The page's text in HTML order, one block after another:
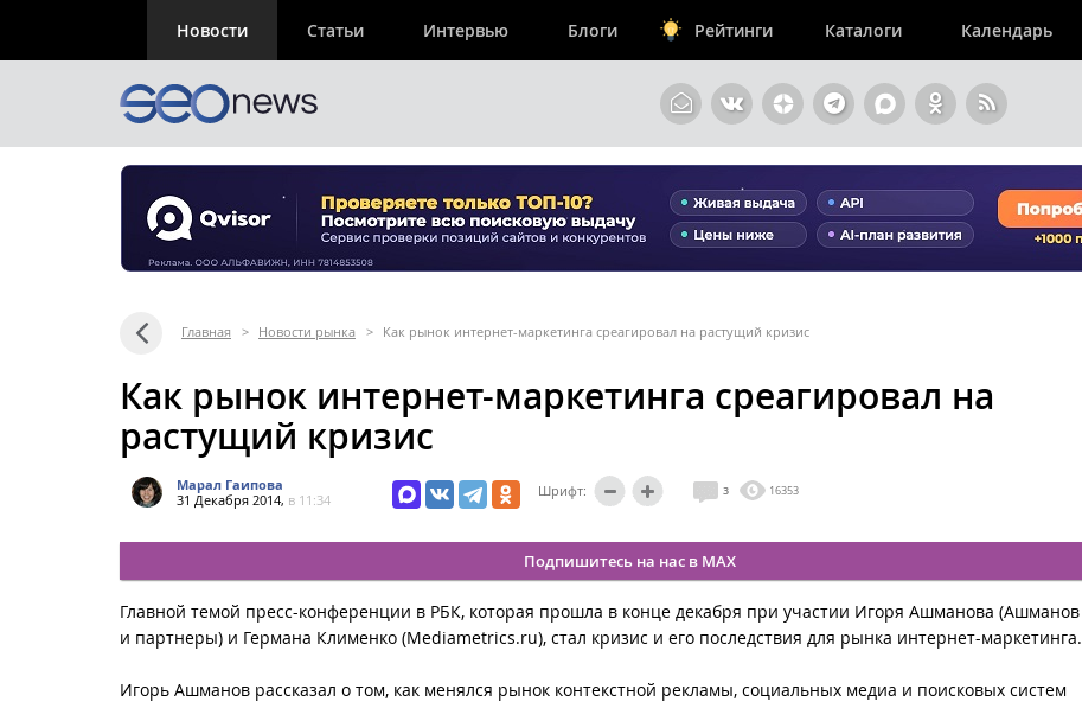
Новости Статьи Интервью Блоги Рейтинги Каталоги Календарь
Главная > Новости рынка > Как рынок интернет-маркетинга среагировал на растущий кризис
Как рынок интернет-маркетинга среагировал на
растущий кризис
Марал Гаипова
31 Декабря 2014, в 11:34
Шрифт: 3 16353
Подпишитесь на нас в MAX
Главной темой пресс-конференции в РБК, которая прошла в конце декабря при участии Игоря Ашманова (Ашманов
и партнеры) и Германа Клименко (Mediametrics.ru), стал кризис и его последствия для рынка интернет-маркетинга.
Игорь Ашманов рассказал о том, как менялся рынок контекстной рекламы, социальных медиа и поисковых систем